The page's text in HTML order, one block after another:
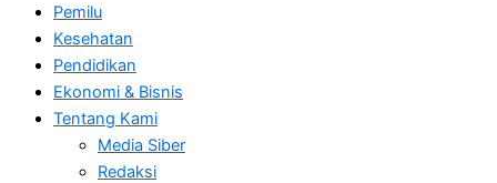
Pemilu
Kesehatan
Pendidikan
Ekonomi & Bisnis
Tentang Kami
Media Siber
Redaksi